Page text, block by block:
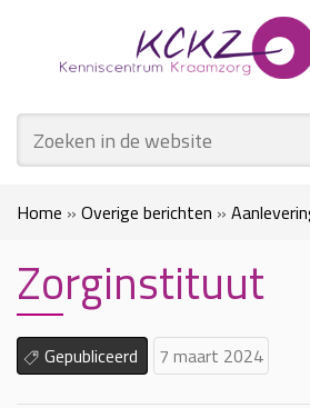
Home » Overige berichten »
voor kraamzorg over 2023 voor ZZP
Zorginstituut
Zorginstituut
Gepubliceerd 7 maart 2024